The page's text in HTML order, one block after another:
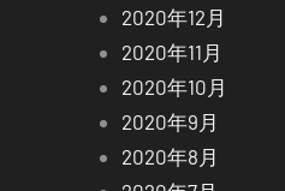
2020年12月
2020年11月
2020年10月
2020年9月
2020年8月